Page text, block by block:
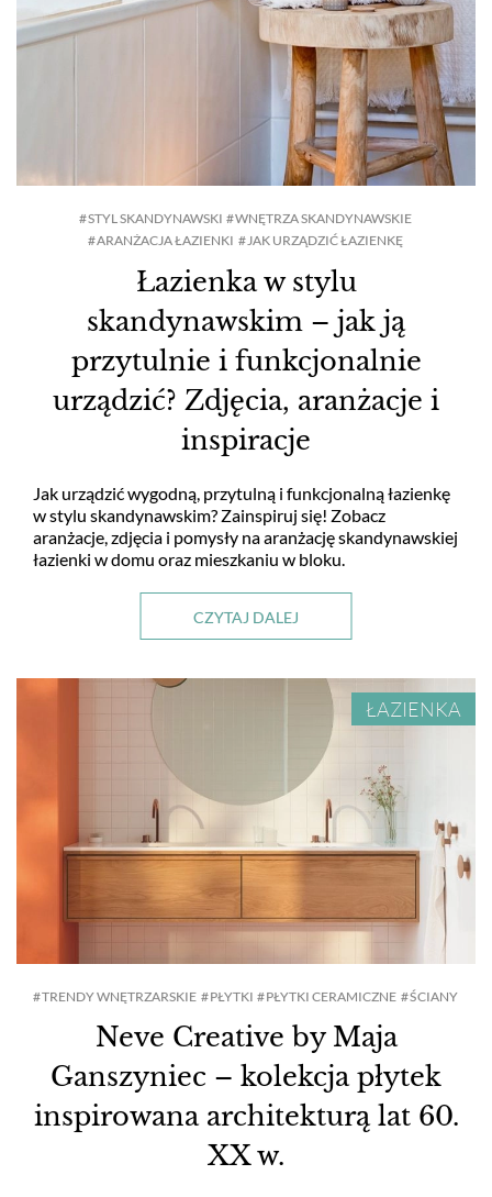
Łazienka w stylu
skandynawskim – jak ją
przytulnie i funkcjonalnie
urządzić? Zdjęcia, aranżacje i
inspiracje
Jak urządzić wygodną, przytulną i funkcjonalną łazienkę
w stylu skandynawskim? Zainspiruj się! Zobacz
aranżacje, zdjęcia i pomysły na aranżację skandynawskiej
łazienki w domu oraz mieszkaniu w bloku.
CZYTAJ DALEJ
STYL SKANDYNAWSKI
WNĘTRZA SKANDYNAWSKIE
ARANŻACJA ŁAZIENKI
JAK URZĄDZIĆ ŁAZIENKĘ
ŁAZIENKA
Neve Creative by Maja
Ganszyniec – kolekcja płytek
inspirowana architekturą lat 60.
XX w.
TRENDY WNĘTRZARSKIE PŁYTKI PŁYTKI CERAMICZNE ŚCIANY